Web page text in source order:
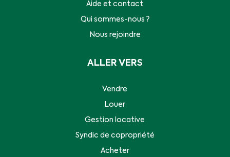
Aide et contact
Qui sommes-nous ?
Nous rejoindre
ALLER VERS
Vendre
Louer
Gestion locative
Syndic de copropriété
Acheter